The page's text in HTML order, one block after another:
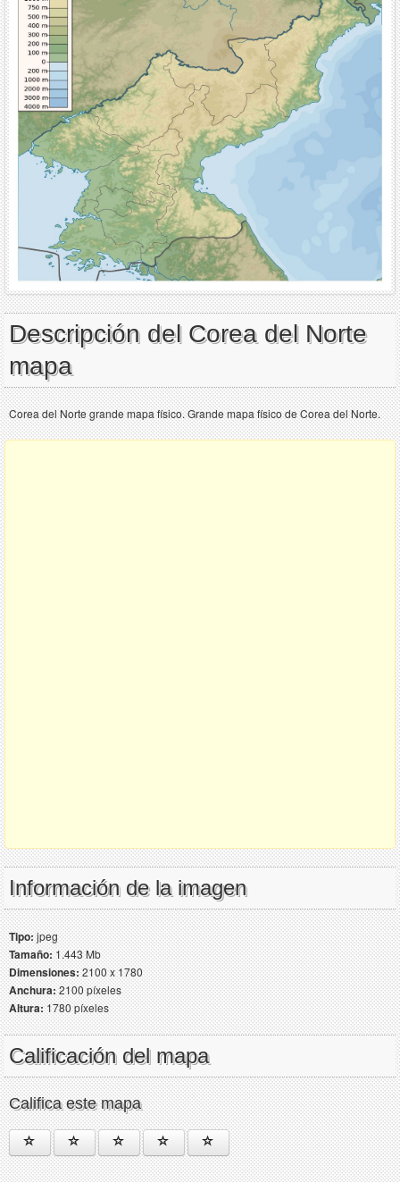
Descripción del Corea del Norte
mapa
Corea del Norte grande mapa físico. Grande mapa físico de Corea del Norte.
Información de la imagen
Tipo:jpeg
Tamaño:1.443 Mb
Dimensiones:2100 x 1780
Anchura:2100 píxeles
Altura:1780 píxeles
Calificación del mapa
Califica este mapa